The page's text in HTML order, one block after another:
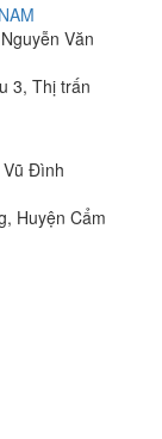
Văn
3, Thị trấn
Đình
Huyện Cẩm